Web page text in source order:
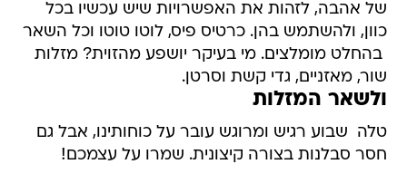
של אהבה, לזהות את האפשרויות שיש עכשיו בכל
כוון, ולהשתמש בהן. כרטיס פיס, לוטו טוטו וכל השאר
 בהחלט מומלצים. מי בעיקר יושפע מהזוית? מזלות
שור, מאזניים, גדי קשת וסרטן.
ולשאר המזלות
טלה  שבוע רגיש ומרוגש עובר על כוחותינו, אבל גם
חסר סבלנות בצורה קיצונית. שמרו על עצמכם!